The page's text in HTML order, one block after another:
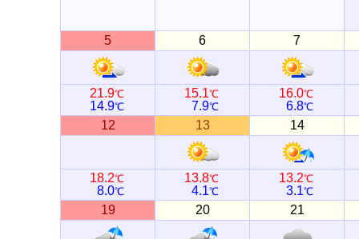
5 6 7
21.9℃
14.9℃
15.1℃
7.9℃
16.0℃
6.8℃
12 13 14
18.2℃
8.0℃
13.8℃
4.1℃
13.2℃
3.1℃
19 20 21